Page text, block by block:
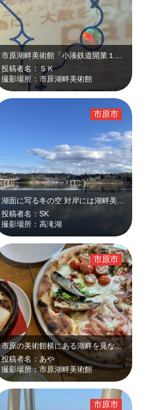
投稿者名：ＳＫ
撮影場所：市原湖畔美術館
湖面に写る冬の空 対岸には湖畔美術館
投稿者名：SK
撮影場所：高滝湖
市原市
市原の美術館横にある湖畔を見ながら頂くピザ！天気の良い日は眺めが最高！ 前菜…
投稿者名：あや
撮影場所：市原湖畔美術館
市原市
市原市